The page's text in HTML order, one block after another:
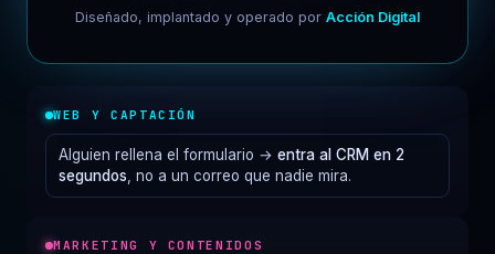
WEB Y CAPTACIÓN
Alguien rellena el formulario → entra al CRM en 2
segundos , no a un correo que nadie mira.
MARKETING Y CONTENIDOS
Diseñado, implantado y operado por Acción Digital